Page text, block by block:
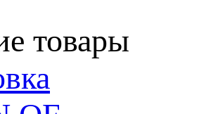
товары